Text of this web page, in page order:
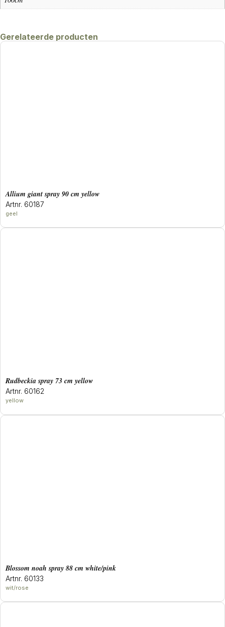
Gerelateerde producten
allium giant spray 90 cm yellow
Artnr. 60187
geel
rudbeckia spray 73 cm yellow
Artnr. 60162
yellow
blossom noah spray 88 cm white/pink
Artnr. 60133
wit/rose